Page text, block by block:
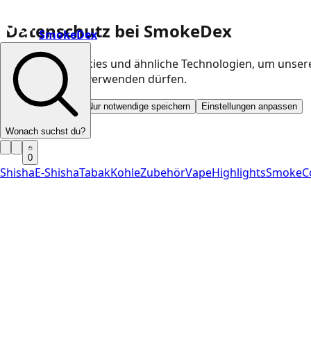
Datenschutz bei SmokeDex
Wir nutzen Cookies und ähnliche Technologien, um
Kategorien wir verwenden dürfen.
Alle akzeptieren Nur notwendige speichern Einstellungen anpassen
SmokeDex
Wonach suchst du?
0
ShishaE-ShishaTabakKohleZubehörVapeHighlights